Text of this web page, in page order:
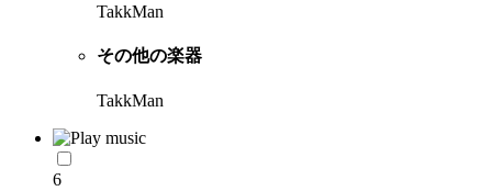
TakkMan
その他の楽器
TakkMan
6